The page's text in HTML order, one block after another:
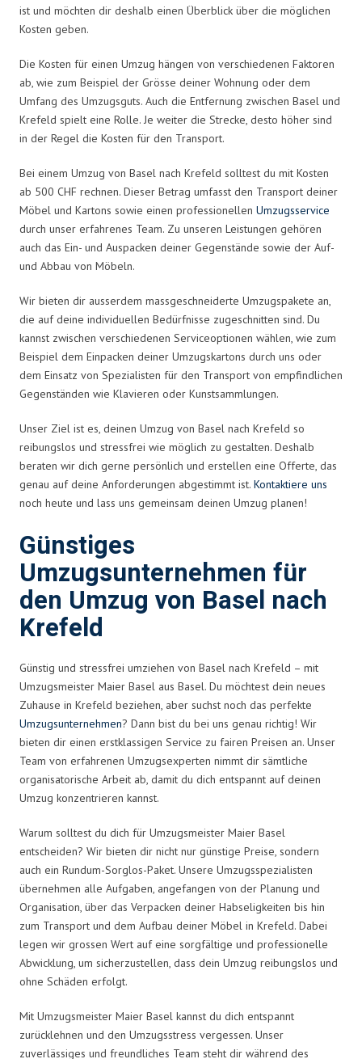
ist und möchten dir deshalb einen Überblick über die möglichen
Kosten geben.
Die Kosten für einen Umzug hängen von verschiedenen Faktoren
ab, wie zum Beispiel der Grösse deiner Wohnung oder dem
Umfang des Umzugsguts. Auch die Entfernung zwischen Basel und
Krefeld spielt eine Rolle. Je weiter die Strecke, desto höher sind
in der Regel die Kosten für den Transport.
Bei einem Umzug von Basel nach Krefeld solltest du mit Kosten
ab 500 CHF rechnen. Dieser Betrag umfasst den Transport deiner
Möbel und Kartons sowie einen professionellen Umzugsservice
durch unser erfahrenes Team. Zu unseren Leistungen gehören
auch das Ein- und Auspacken deiner Gegenstände sowie der Auf-
und Abbau von Möbeln.
Wir bieten dir ausserdem massgeschneiderte Umzugspakete an,
die auf deine individuellen Bedürfnisse zugeschnitten sind. Du
kannst zwischen verschiedenen Serviceoptionen wählen, wie zum
Beispiel dem Einpacken deiner Umzugskartons durch uns oder
dem Einsatz von Spezialisten für den Transport von empfindlichen
Gegenständen wie Klavieren oder Kunstsammlungen.
Unser Ziel ist es, deinen Umzug von Basel nach Krefeld so
reibungslos und stressfrei wie möglich zu gestalten. Deshalb
beraten wir dich gerne persönlich und erstellen eine Offerte, das
genau auf deine Anforderungen abgestimmt ist. Kontaktiere uns
noch heute und lass uns gemeinsam deinen Umzug planen!
Günstiges
Umzugsunternehmen für
den Umzug von Basel nach
Krefeld
Günstig und stressfrei umziehen von Basel nach Krefeld – mit
Umzugsmeister Maier Basel aus Basel. Du möchtest dein neues
Zuhause in Krefeld beziehen, aber suchst noch das perfekte
Umzugsunternehmen? Dann bist du bei uns genau richtig! Wir
bieten dir einen erstklassigen Service zu fairen Preisen an. Unser
Team von erfahrenen Umzugsexperten nimmt dir sämtliche
organisatorische Arbeit ab, damit du dich entspannt auf deinen
Umzug konzentrieren kannst.
Warum solltest du dich für Umzugsmeister Maier Basel
entscheiden? Wir bieten dir nicht nur günstige Preise, sondern
auch ein Rundum-Sorglos-Paket. Unsere Umzugsspezialisten
übernehmen alle Aufgaben, angefangen von der Planung und
Organisation, über das Verpacken deiner Habseligkeiten bis hin
zum Transport und dem Aufbau deiner Möbel in Krefeld. Dabei
legen wir grossen Wert auf eine sorgfältige und professionelle
Abwicklung, um sicherzustellen, dass dein Umzug reibungslos und
ohne Schäden erfolgt.
Mit Umzugsmeister Maier Basel kannst du dich entspannt
zurücklehnen und den Umzugsstress vergessen. Unser
zuverlässiges und freundliches Team steht dir während des